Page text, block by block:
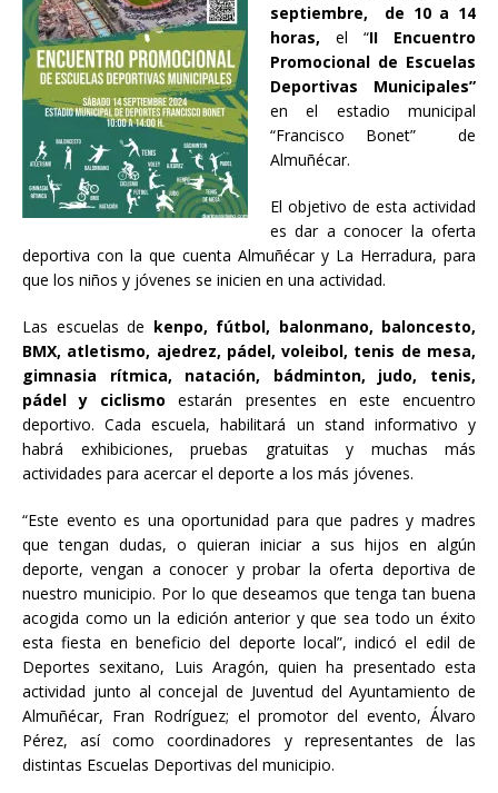
septiembre, de 10 a 14
horas, el “II Encuentro
Promocional de Escuelas
Deportivas Municipales”
en el estadio municipal
“Francisco Bonet” de
Almuñécar.
El objetivo de esta actividad
es dar a conocer la oferta
deportiva con la que cuenta Almuñécar y La Herradura, para
que los niños y jóvenes se inicien en una actividad.
Las escuelas de kenpo, fútbol, balonmano, baloncesto,
BMX, atletismo, ajedrez, pádel, voleibol, tenis de mesa,
gimnasia rítmica, natación, bádminton, judo, tenis,
pádel y ciclismo estarán presentes en este encuentro
deportivo. Cada escuela, habilitará un stand informativo y
habrá exhibiciones, pruebas gratuitas y muchas más
actividades para acercar el deporte a los más jóvenes.
“Este evento es una oportunidad para que padres y madres
que tengan dudas, o quieran iniciar a sus hijos en algún
deporte, vengan a conocer y probar la oferta deportiva de
nuestro municipio. Por lo que deseamos que tenga tan buena
acogida como un la edición anterior y que sea todo un éxito
esta fiesta en beneficio del deporte local”, indicó el edil de
Deportes sexitano, Luis Aragón, quien ha presentado esta
actividad junto al concejal de Juventud del Ayuntamiento de
Almuñécar, Fran Rodríguez; el promotor del evento, Álvaro
Pérez, así como coordinadores y representantes de las
distintas Escuelas Deportivas del municipio.